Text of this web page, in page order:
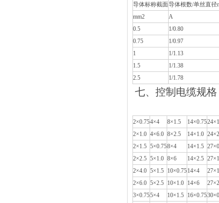
导体标称截面导体根数/单丝直径
mm2
A
0.5
1/0.80
0.75
1/0.97
1
1/1.13
1.5
1/1.38
2.5
1/1.78
七、控制电缆规格
2×0.754×4 8×1.5 14×0.75
2×1.0 4×6.0 8×2.5 14×1.0
2×1.5 5×0.758×4 14×1.5
2×2.5 5×1.0 8×6 14×2.5
2×4.0 5×1.5 10×0.7514×4
2×6.0 5×2.5 10×1.0 14×6
3×0.755×4 10×1.5 16×0.75